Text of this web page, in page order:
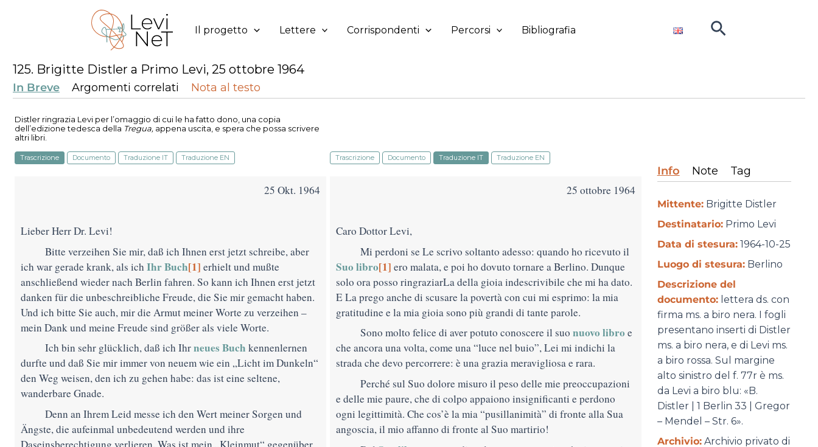
Il progetto Lettere Corrispondenti Percorsi Bibliografia Cerca
125. Brigitte Distler a Primo Levi, 25 ottobre 1964
In Breve Argomenti correlati Nota al testo
Distler ringrazia Levi per l’omaggio di cui le ha fatto dono, una copia
dell’edizione tedesca della Tregua, appena uscita, e spera che possa scrivere
altri libri.
Trascrizione Documento Traduzione IT Traduzione EN
25 Okt. 1964
Lieber Herr Dr. Levi!
Bitte verzeihen Sie mir, daß ich Ihnen erst jetzt schreibe, aber
ich war gerade krank, als ich Ihr Buch[1] erhielt und mußte
anschließend wieder nach Berlin fahren. So kann ich Ihnen erst jetzt
danken für die unbeschreibliche Freude, die Sie mir gemacht haben.
Und ich bitte Sie auch, mir die Armut meiner Worte zu verzeihen –
mein Dank und meine Freude sind größer als viele Worte.
Ich bin sehr glücklich, daß ich Ihrneues Buch kennenlernen
durfte und daß Sie mir immer von neuem wie ein „Licht im Dunkeln“
den Weg weisen, den ich zu gehen habe: das ist eine seltene,
wanderbare Gnade.
Denn an Ihrem Leid messe ich den Wert meiner Sorgen und
Ängste, die aufeinmal unbedeutend werden und ihre
Trascrizione Documento Traduzione IT Traduzione EN
25 ottobre 1964
Caro Dottor Levi,
Mi perdoni se Le scrivo soltanto adesso: quando ho ricevuto il
Suo libro[1] ero malata, e poi ho dovuto tornare a Berlino. Dunque
solo ora posso ringraziarLa della gioia indescrivibile che mi ha dato.
E La prego anche di scusare la povertà con cui mi esprimo: la mia
gratitudine e la mia gioia sono più grandi di tante parole.
Sono molto felice di aver potuto conoscere il suo nuovo libro e
che ancora una volta, come una “luce nel buio”, Lei mi indichi la
strada che devo percorrere: è una grazia meravigliosa e rara.
Perché sul Suo dolore misuro il peso delle mie preoccupazioni
e delle mie paure, che di colpo appaiono insignificanti e perdono
ogni legittimità. Che cos’è la mia “pusillanimità” di fronte alla Sua
angoscia, il mio affanno di fronte al Suo martirio!
Info Note Tag
Mittente:Brigitte Distler
Destinatario:Primo Levi
Data di stesura:1964-10-25
Luogo di stesura:Berlino
Descrizione del
documento:lettera ds. con
firma ms. a biro nera. I fogli
presentano inserti di Distler
ms. a biro nera, e di Levi ms.
a biro rossa. Sul margine
alto sinistro del f. 77r è ms.
da Levi a biro blu: «B.
Distler | 1 Berlin 33 | Gregor
– Mendel – Str. 6».
Archivio:Archivio privato di